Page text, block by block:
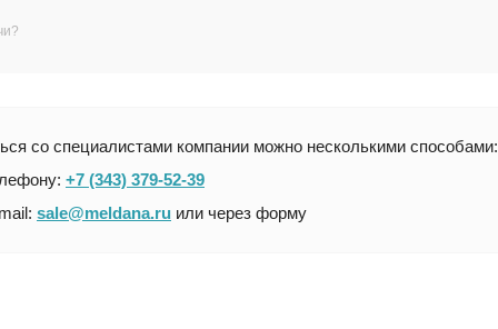
со специалистами компании можно несколькими способами:
+7 (343) 379-52-39
sale@meldana.ru или через форму